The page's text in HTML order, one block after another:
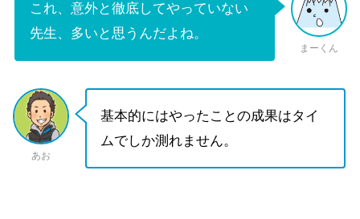
これ、意外と徹底してやっていない
先生、多いと思うんだよね。
まーくん
あお
基本的にはやったことの成果はタイ
ムでしか測れません。